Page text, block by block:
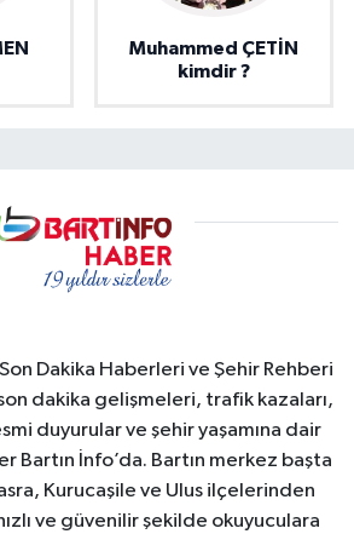
Muhammed ÇETİN
kimdir ?
Dakika Haberleri ve Şehir Rehberi
son dakika gelişmeleri, trafik kazaları,
duyurular ve şehir yaşamına dair
Bartın İnfo’da. Bartın merkez başta
Kurucaşile ve Ulus ilçelerinden
ve güvenilir şekilde okuyuculara